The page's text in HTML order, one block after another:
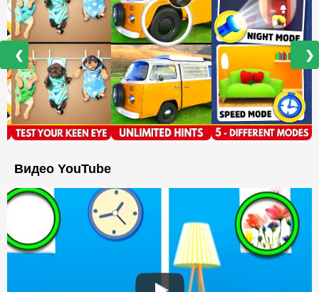
❮ ❯
Видео YouTube